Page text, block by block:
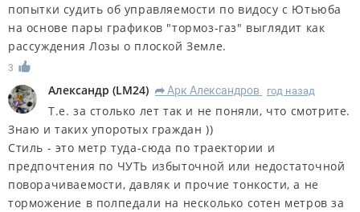
попытки судить об управляемости по видосу с Ютьюба
на основе пары графиков "тормоз-газ" выглядит как
рассуждения Лозы о плоской Земле.
3
Александр (LM24) R Арк Александров год назад
Т.е. за столько лет так и не поняли, что смотрите.
Знаю и таких упоротых граждан ))
Стиль - это метр туда-сюда по траектории и
предпочтения по ЧУТЬ избыточной или недостаточной
поворачиваемости, давляк и прочие тонкости, а не
торможение в полпедали на несколько сотен метров за